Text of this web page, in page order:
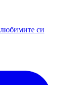
любимите си